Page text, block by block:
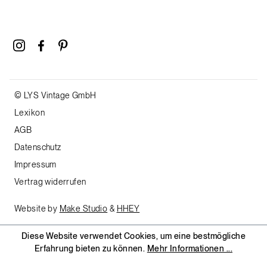
© LYS Vintage GmbH
Lexikon
AGB
Datenschutz
Impressum
Vertrag widerrufen
Website by Make Studio & HHEY
Diese Website verwendet Cookies, um eine bestmögliche
Erfahrung bieten zu können. Mehr Informationen ...